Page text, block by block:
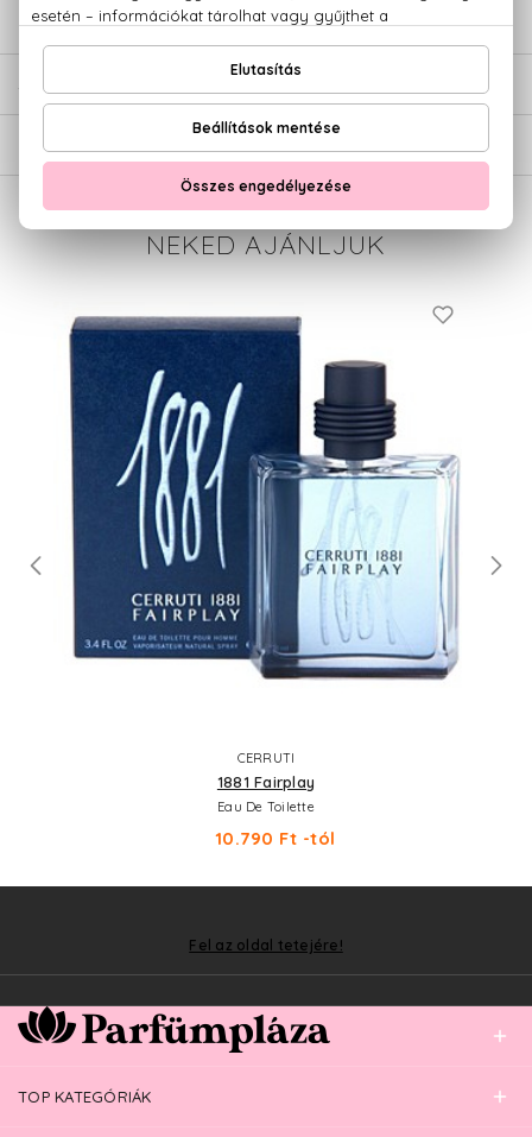
ÉRTÉKELÉSEK (0)
NEKED AJÁNLJUK
CERRUTI
1881 Fairplay
Eau De Toilette
10.790 Ft -tól
Fel az oldal tetejére!
TOP KATEGÓRIÁK